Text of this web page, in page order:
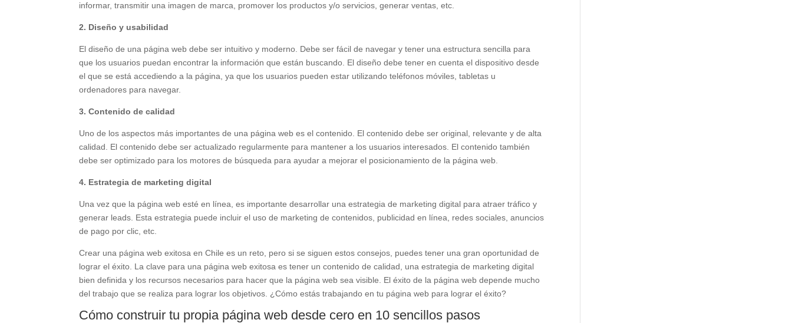
informar, transmitir una imagen de marca, promover los productos y/o servicios, generar ventas, etc.
2. Diseño y usabilidad
El diseño de una página web debe ser intuitivo y moderno. Debe ser fácil de navegar y tener una estructura sencilla para
que los usuarios puedan encontrar la información que están buscando. El diseño debe tener en cuenta el dispositivo desde
el que se está accediendo a la página, ya que los usuarios pueden estar utilizando teléfonos móviles, tabletas u
ordenadores para navegar.
3. Contenido de calidad
Uno de los aspectos más importantes de una página web es el contenido. El contenido debe ser original, relevante y de alta
calidad. El contenido debe ser actualizado regularmente para mantener a los usuarios interesados. El contenido también
debe ser optimizado para los motores de búsqueda para ayudar a mejorar el posicionamiento de la página web.
4. Estrategia de marketing digital
Una vez que la página web esté en línea, es importante desarrollar una estrategia de marketing digital para atraer tráfico y
generar leads. Esta estrategia puede incluir el uso de marketing de contenidos, publicidad en línea, redes sociales, anuncios
de pago por clic, etc.
Crear una página web exitosa en Chile es un reto, pero si se siguen estos consejos, puedes tener una gran oportunidad de
lograr el éxito. La clave para una página web exitosa es tener un contenido de calidad, una estrategia de marketing digital
bien definida y los recursos necesarios para hacer que la página web sea visible. El éxito de la página web depende mucho
del trabajo que se realiza para lograr los objetivos. ¿Cómo estás trabajando en tu página web para lograr el éxito?
Cómo construir tu propia página web desde cero en 10 sencillos pasos